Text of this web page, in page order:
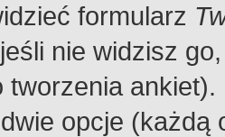
formularz
nie widzisz
tworzenia
opcje